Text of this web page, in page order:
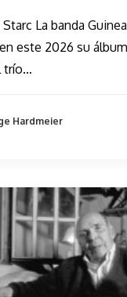
La banda
este 2026 su
trío…
Hardmeier